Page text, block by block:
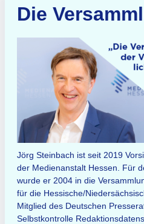
Die
Jörg Steinbach ist seit 2019
der Medienanstalt Hessen. Für
wurde er 2004 in die
für die Hessische/
Mitglied des Deutschen
Selbstkontrolle